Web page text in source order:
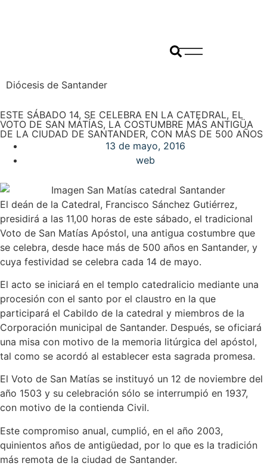
Diócesis de Santander
ESTE SÁBADO 14, SE CELEBRA EN LA CATEDRAL, EL
VOTO DE SAN MATÍAS, LA COSTUMBRE MÁS ANTIGÜA
DE LA CIUDAD DE SANTANDER, CON MÁS DE 500 AÑOS
13 de mayo, 2016
web
El deán de la Catedral, Francisco Sánchez Gutiérrez,
presidirá a las 11,00 horas de este sábado, el tradicional
Voto de San Matías Apóstol, una antigua costumbre que
se celebra, desde hace más de 500 años en Santander, y
cuya festividad se celebra cada 14 de mayo.
El acto se iniciará en el templo catedralicio mediante una
procesión con el santo por el claustro en la que
participará el Cabildo de la catedral y miembros de la
Corporación municipal de Santander. Después, se oficiará
una misa con motivo de la memoria litúrgica del apóstol,
tal como se acordó al establecer esta sagrada promesa.
El Voto de San Matías se instituyó un 12 de noviembre del
año 1503 y su celebración sólo se interrumpió en 1937,
con motivo de la contienda Civil.
Este compromiso anual, cumplió, en el año 2003,
quinientos años de antigüedad, por lo que es la tradición
más remota de la ciudad de Santander.